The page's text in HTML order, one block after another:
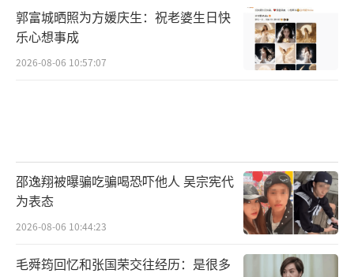
郭富城晒照为方媛庆生：祝老婆生日快
乐心想事成
2026-08-06 10:57:07
邵逸翔被曝骗吃骗喝恐吓他人 吴宗宪代
为表态
2026-08-06 10:44:23
毛舜筠回忆和张国荣交往经历：是很多